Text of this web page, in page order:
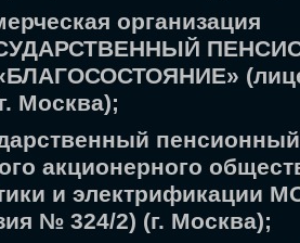
организация
Москва);
акционерного
и электрификации
№ 324/2) (г. Москва);